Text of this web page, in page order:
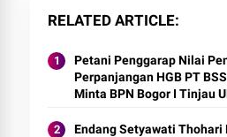
RELATED ARTICLE
Petani Penggarap Nilai
Perpanjangan HGB PT
Minta BPN Bogor I Tinjau
Endang Setyawati Thohari